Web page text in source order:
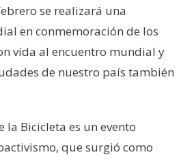
se realizará una
en conmemoración de los
vida al encuentro mundial y
de nuestro país también
la Bicicleta es un evento
que surgió como